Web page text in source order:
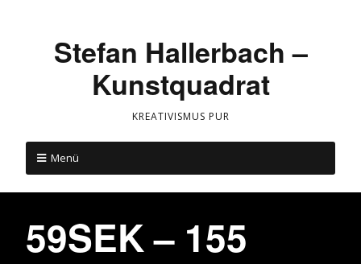
Stefan Hallerbach –
Kunstquadrat
KREATIVISMUS PUR
Menü
59SEK – 155